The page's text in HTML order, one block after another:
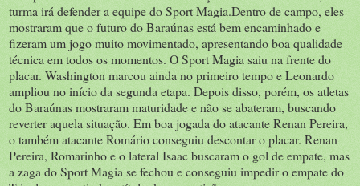
turma irá defender a equipe do Sport Magia.Dentro de campo, eles
mostraram que o futuro do Baraúnas está bem encaminhado e
fizeram um jogo muito movimentado, apresentando boa qualidade
técnica em todos os momentos. O Sport Magia saiu na frente do
placar. Washington marcou ainda no primeiro tempo e Leonardo
ampliou no início da segunda etapa. Depois disso, porém, os atletas
do Baraúnas mostraram maturidade e não se abateram, buscando
reverter aquela situação. Em boa jogada do atacante Renan Pereira,
o também atacante Romário conseguiu descontar o placar. Renan
Pereira, Romarinho e o lateral Isaac buscaram o gol de empate, mas
a zaga do Sport Magia se fechou e conseguiu impedir o empate do